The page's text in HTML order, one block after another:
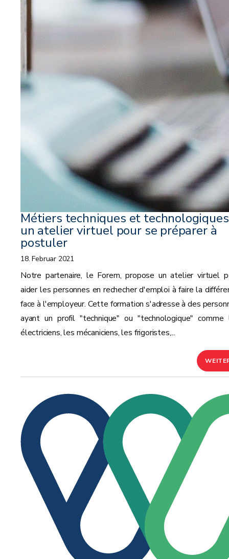
Métiers techniques et
un atelier virtuel pour se préparer à
postuler
18. Februar 2021
Notre partenaire, le Forem, propose un atelier virtuel
aider les personnes en rechecher d'emploi à faire la
face à l'employeur. Cette formation s'adresse à des
ayant un profil "technique" ou "technologique" comme
électriciens, les mécaniciens, les frigoristes,...